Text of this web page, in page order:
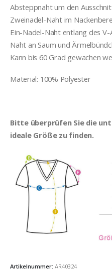
Absteppnaht um den
Zweinadel-Naht im
Ein-Nadel-Naht entlang des
Naht an Saum und
Kann bis 60 Grad gewachen
Material: 100% Polyester
Bitte überprüfen Sie die
ideale Größe zu finden.
Artikelnummer: AR40324